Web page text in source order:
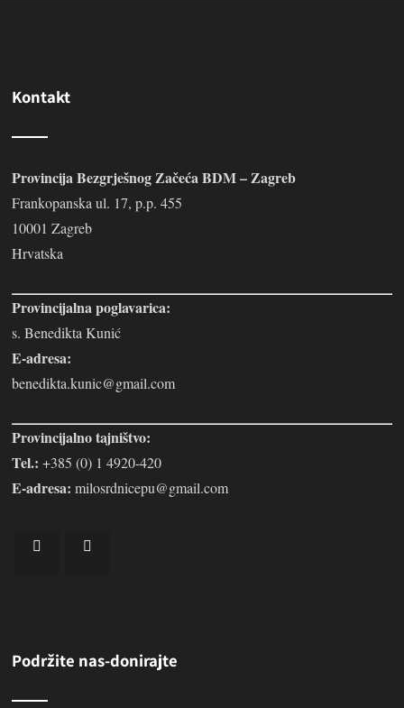
Kontakt
Provincija Bezgrješnog Začeća BDM – Zagreb
Frankopanska ul. 17, p.p. 455
10001 Zagreb
Hrvatska
Provincijalna poglavarica:
s. Benedikta Kunić
E-adresa:
benedikta.kunic@gmail.com
Provincijalno tajništvo:
Tel.:+385 (0) 1 4920-420
E-adresa:milosrdnicepu@gmail.com
Podržite nas-donirajte